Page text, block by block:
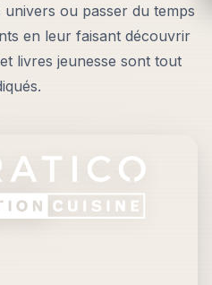
ou passer du temps
en leur faisant découvrir
livres jeunesse sont tout